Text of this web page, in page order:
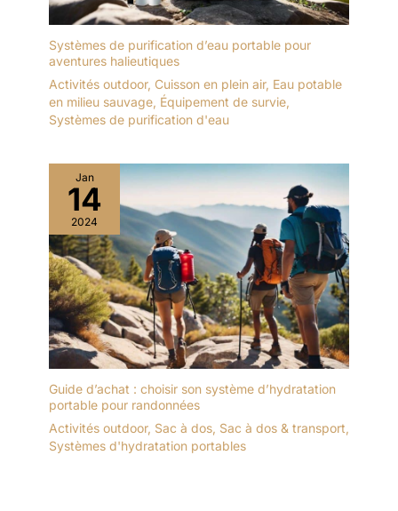
Systèmes de purification d’eau portable pour
aventures halieutiques
Activités outdoor, Cuisson en plein air, Eau potable
en milieu sauvage, Équipement de survie,
Systèmes de purification d'eau
Jan
14
2024
Guide d’achat : choisir son système d’hydratation
portable pour randonnées
Activités outdoor, Sac à dos, Sac à dos & transport,
Systèmes d'hydratation portables